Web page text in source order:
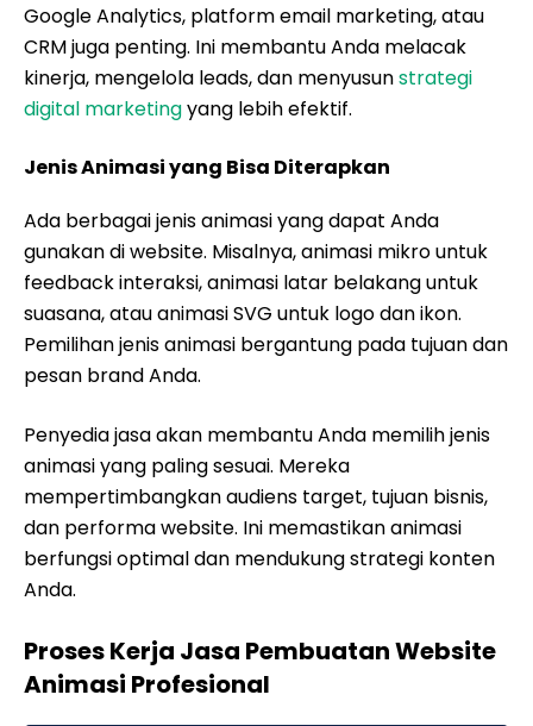
Google Analytics, platform email marketing, atau
CRM juga penting. Ini membantu Anda melacak
kinerja, mengelola leads, dan menyusunstrategi
digital marketingyang lebih efektif.
Jenis Animasi yang Bisa Diterapkan
Ada berbagai jenis animasi yang dapat Anda
gunakan di website. Misalnya, animasi mikro untuk
feedback interaksi, animasi latar belakang untuk
suasana, atau animasi SVG untuk logo dan ikon.
Pemilihan jenis animasi bergantung pada tujuan dan
pesan brand Anda.
Penyedia jasa akan membantu Anda memilih jenis
animasi yang paling sesuai. Mereka
mempertimbangkan audiens target, tujuan bisnis,
dan performa website. Ini memastikan animasi
berfungsi optimal dan mendukung strategi konten
Anda.
Proses Kerja Jasa Pembuatan Website
Animasi Profesional